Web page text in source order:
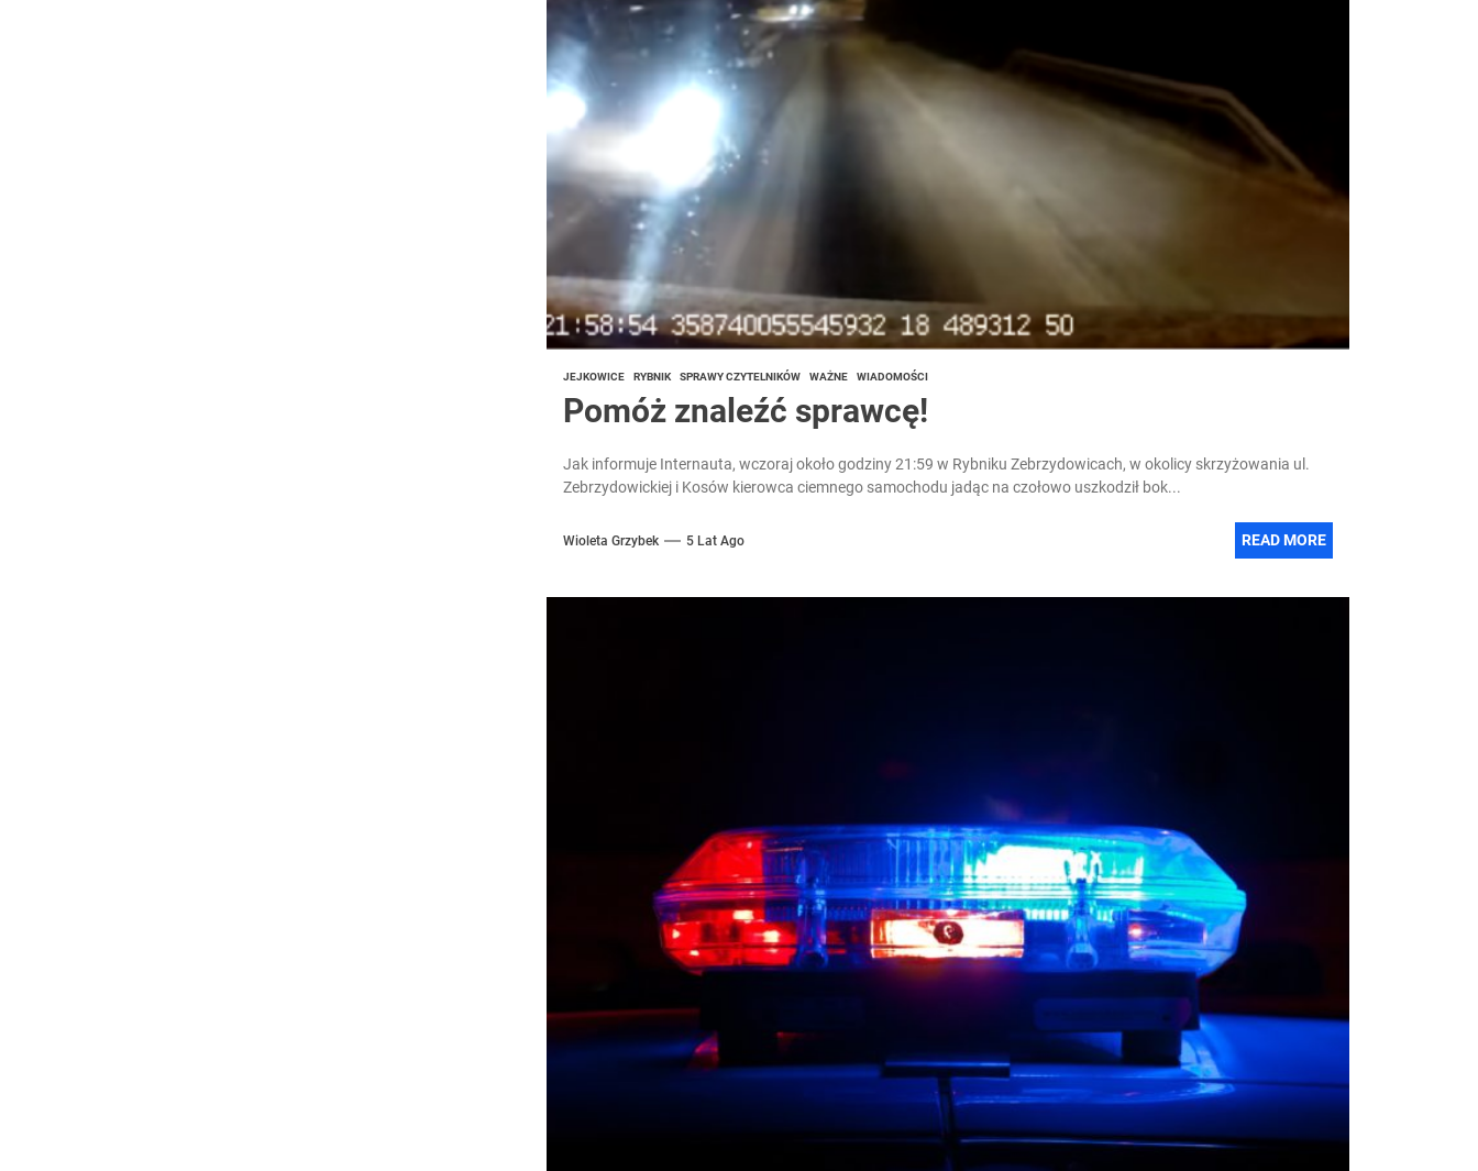
JEJKOWICE RYBNIK SPRAWY CZYTELNIKÓW WAŻNE WIADOMOŚCI
Pomóż znaleźć sprawcę!
Jak informuje Internauta, wczoraj około godziny 21:59 w Rybniku Zebrzydowicach, w okolicy skrzyżowania ul.
Zebrzydowickiej i Kosów kierowca ciemnego samochodu jadąc na czołowo uszkodził bok...
Wioleta Grzybek 5 Lat Ago READ MORE